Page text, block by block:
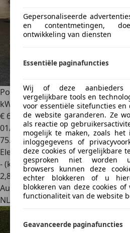
Porsche Taycan Performance 93
€ 69.4991
01/2023
75.362 km
Elektrisch
- (kWh/100 km)
2,8
Autobedrijf
NL 2984 ATRidderkerk
Gepersonaliseerde
en contentmetingen,
ontwikkeling van diensten
Essentiële paginafuncties
Wij of deze aanbieders
vergelijkbare tools en
voor essentiële sitefuncties
de website garanderen. Ze
als reactie op
mogelijk te maken, zoals
inloggegevens of
deze cookies of vergelijkbare
gesproken niet worden
browsers kunnen deze
echter blokkeren of u
blokkeren van deze cookies
functionaliteit van de website
Geavanceerde paginafuncties